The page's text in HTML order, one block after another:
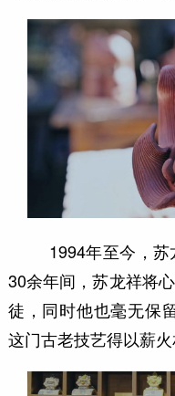
1994年至今，苏
30余年间，苏龙祥将
徒，同时他也毫无保
这门古老技艺得以薪火